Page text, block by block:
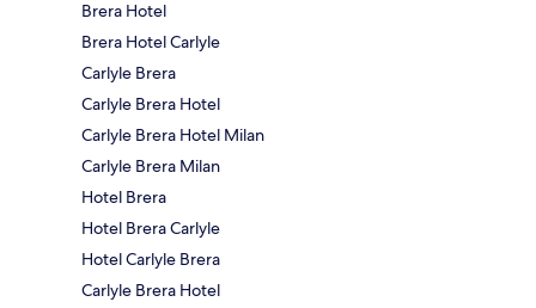
Brera Hotel
Brera Hotel Carlyle
Carlyle Brera
Carlyle Brera Hotel
Carlyle Brera Hotel Milan
Carlyle Brera Milan
Hotel Brera
Hotel Brera Carlyle
Hotel Carlyle Brera
Carlyle Brera Hotel